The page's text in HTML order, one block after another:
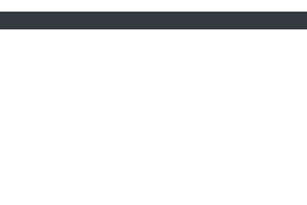
A2 Act2.3 Expliquer un problème
Act4.1 Information sur un médicament